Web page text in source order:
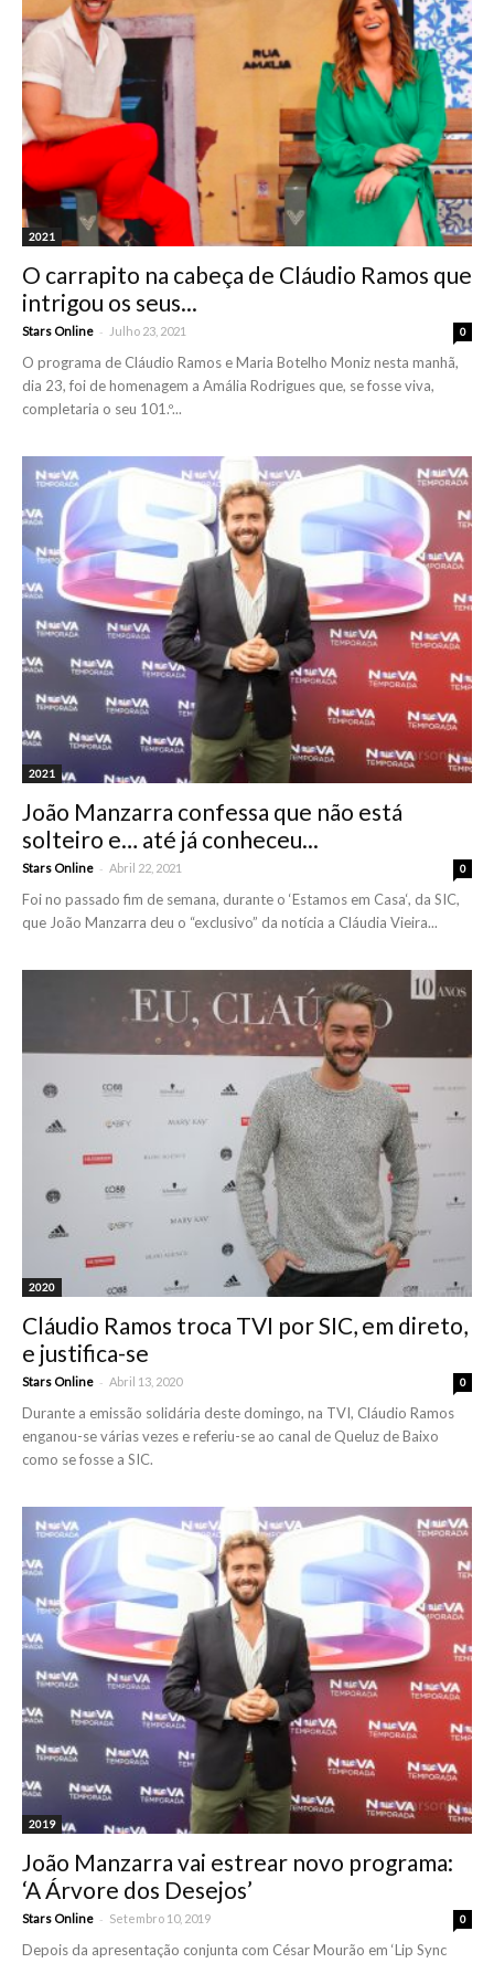
2021
O carrapito na cabeça de Cláudio Ramos que
intrigou os seus...
Stars Online - Julho 23, 2021 0
O programa de Cláudio Ramos e Maria Botelho Moniz nesta manhã,
dia 23, foi de homenagem a Amália Rodrigues que, se fosse viva,
completaria o seu 101.º...
2021
João Manzarra confessa que não está
solteiro e… até já conheceu...
Stars Online - Abril 22, 2021 0
Foi no passado fim de semana, durante o ‘Estamos em Casa‘, da SIC,
que João Manzarra deu o “exclusivo” da notícia a Cláudia Vieira...
2020
Cláudio Ramos troca TVI por SIC, em direto,
e justifica-se
Stars Online - Abril 13, 2020 0
Durante a emissão solidária deste domingo, na TVI, Cláudio Ramos
enganou-se várias vezes e referiu-se ao canal de Queluz de Baixo
como se fosse a SIC.
2019
João Manzarra vai estrear novo programa:
‘A Árvore dos Desejos’
Stars Online - Setembro 10, 2019 0
Depois da apresentação conjunta com César Mourão em ‘Lip Sync